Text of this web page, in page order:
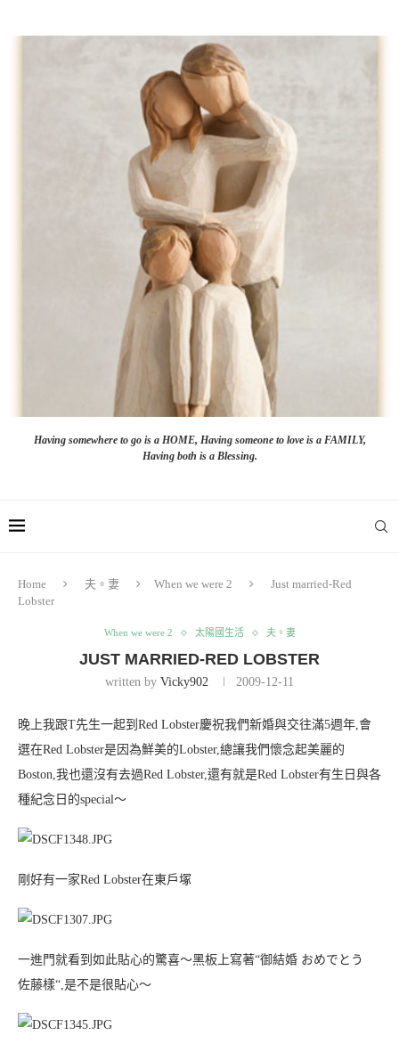
Having somewhere to go is a HOME, Having someone to love is a FAMILY,
Having both is a Blessing.
Home 夫。妻 When we were 2
Just married-Red
Lobster
When we were 2 太陽國生活 夫。妻
JUST MARRIED-RED LOBSTER
written by Vicky902 2009-12-11
晚上我跟T先生一起到Red Lobster慶祝我們新婚與交往滿5週年,會
選在Red Lobster是因為鮮美的Lobster,總讓我們懷念起美麗的
Boston,我也還沒有去過Red Lobster,還有就是Red Lobster有生日與各
種紀念日的special～
剛好有一家Red Lobster在東戶塚
一進門就看到如此貼心的驚喜～黑板上寫著“御結婚 おめでとう
佐藤樣“,是不是很貼心～